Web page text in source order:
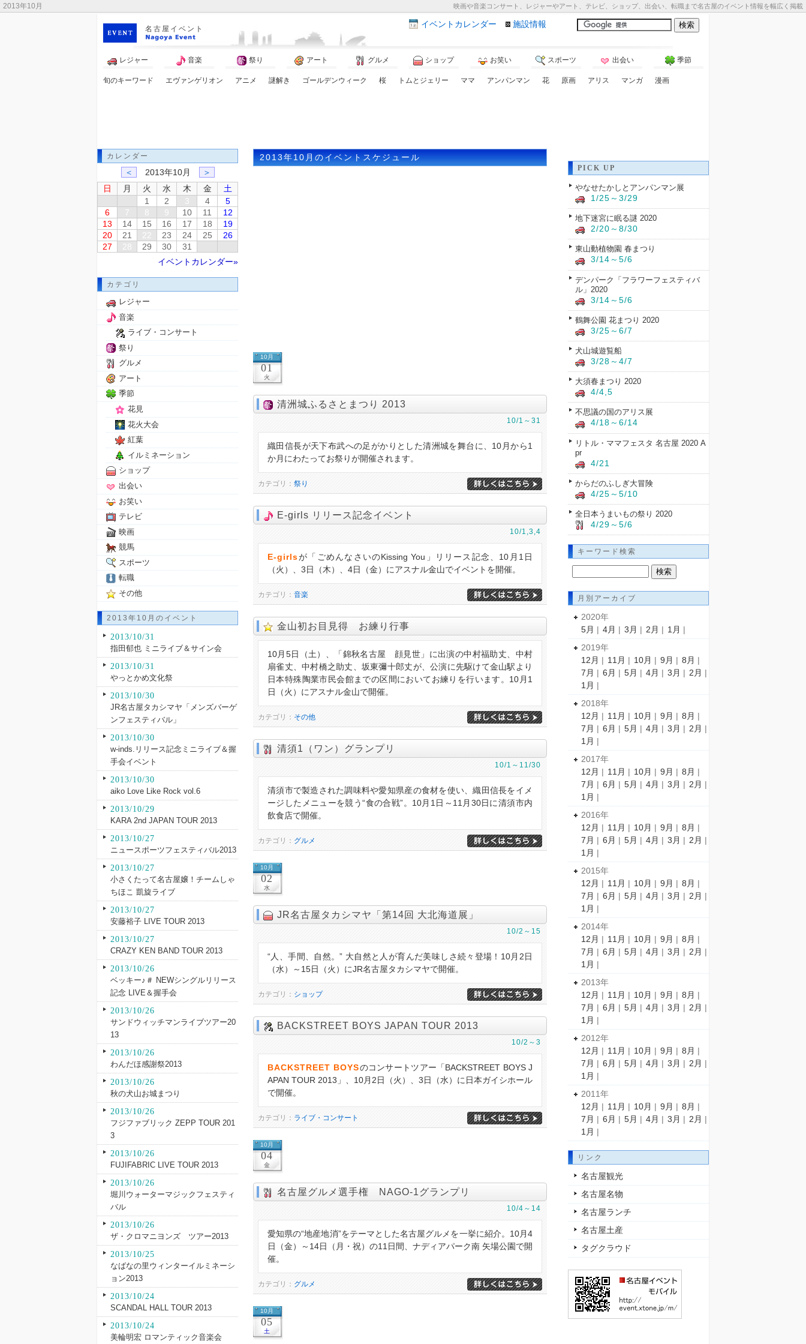
2013年10月 映画や音楽コンサート、レジャーやアート、テレビ、ショップ、出会い、転職まで名古屋のイベント情報を幅広く掲載
名古屋イベント イベント カレンダー 施設情報
レジャー 音楽 祭り アート グルメ ショップ お笑い スポーツ 出会い 季節
旬のキーワード エヴァンゲリオン アニメ 謎解き ゴールデンウィーク 桜 トムとジェリー ママ アンパンマン 花 原画 アリス マンガ
漫画
2013年10月のイベントスケジュール
10月
01
火
清洲城ふるさとまつり 2013
10/1～31
織田信長が天下布武への足がかりとした清洲城を舞台に、10月から1
か月にわたってお祭りが開催されます。
カテゴリ： 祭り
E-girls リリース記念イベント
10/1,3,4
E-girlsが「ごめんなさいのKissing You」リリース記念、10月1日
（火）、3日（木）、4日（金）にアスナル金山でイベントを開催。
カテゴリ： 音楽
金山初お目見得 お練り行事
10月5日（土）、「錦秋名古屋 顔見世」に出演の中村福助丈、中村
扇雀丈、中村橋之助丈、坂東彌十郎丈が、公演に先駆けて金山駅より
日本特殊陶業市民会館までの区間においてお練りを行います。10月1
日（火）にアスナル金山で開催。
カテゴリ： その他
清須1（ワン）グランプリ
10/1～11/30
清須市で製造された調味料や愛知県産の食材を使い、織田信長をイメ
ージしたメニューを競う“食の合戦”。10月1日～11月30日に清須市内
飲食店で開催。
カテゴリ： グルメ
10月
02
水
JR名古屋タカシマヤ「第14回 大北海道展」
10/2～15
“人、手間、自然。” 大自然と人が育んだ美味しさ続々登場！10月2日
（水）～15日（火）にJR名古屋タカシマヤで開催。
カテゴリ： ショップ
BACKSTREET BOYS JAPAN TOUR 2013
10/2～3
BACKSTREET BOYSのコンサートツアー「BACKSTREET BOYS J
APAN TOUR 2013」、10月2日（火）、3日（水）に日本ガイシホール
で開催。
カテゴリ： ライブ・コンサート
10月
04
金
名古屋グルメ選手権 NAGO-1グランプリ
10/4～14
愛知県の“地産地消”をテーマとした名古屋グルメを一挙に紹介。10月4
日（金）～14日（月・祝）の11日間、ナディアパーク南 矢場公園で開
催。
カテゴリ： グルメ
10月
05
土
カレンダー
＜ 2013年10月
＞
日
月 火 水 木 金
土
1
2 3 4
5
6
7 8 9 10 11
12
13
14 15 16 17 18
19
20
21 22 23 24 25
26
27
28 29 30
31
イベントカレンダー»
カテゴリ
レジャー
音楽
ライブ・コンサート
祭り
グルメ
アート
季節
花見
花火大会
紅葉
イルミネーション
ショップ
出会い
お笑い
テレビ
映画
競馬
スポーツ
転職
その他
2013年10月のイベント
2013/10/31
指田郁也 ミニライブ＆サイン会
2013/10/31
やっとかめ文化祭
2013/10/30
JR名古屋タカシマヤ「メンズバーゲ
ンフェスティバル」
2013/10/30
w-inds.リリース記念ミニライブ＆握
手会イベント
2013/10/30
aiko Love Like Rock vol.6
2013/10/29
KARA 2nd JAPAN TOUR 2013
2013/10/27
ニュースポーツフェスティバル2013
2013/10/27
小さくたって名古屋嬢！チームしゃ
ちほこ 凱旋ライブ
2013/10/27
安藤裕子 LIVE TOUR 2013
2013/10/27
CRAZY KEN BAND TOUR 2013
2013/10/26
ベッキー♪＃ NEWシングルリリース
記念 LIVE＆握手会
2013/10/26
サンドウィッチマンライブツアー20
13
2013/10/26
わんだほ感謝祭2013
2013/10/26
秋の犬山お城まつり
2013/10/26
フジファブリック ZEPP TOUR 201
3
2013/10/26
FUJIFABRIC LIVE TOUR 2013
2013/10/26
堀川ウォーターマジックフェスティ
バル
2013/10/26
ザ・クロマニヨンズ ツアー2013
2013/10/25
なばなの里ウィンターイルミネーシ
ョン2013
2013/10/24
SCANDAL HALL TOUR 2013
2013/10/24
美輪明宏 ロマンティック音楽会
PICK UP
やなせたかしとアンパンマン展
1/25～3/29
地下迷宮に眠る謎 2020
2/20～8/30
東山動植物園 春まつり
3/14～5/6
デンパーク「フラワーフェスティバ
ル」2020
3/14～5/6
鶴舞公園 花まつり 2020
3/25～6/7
犬山城遊覧船
3/28～4/7
大須春まつり 2020
4/4,5
不思議の国のアリス展
4/18～6/14
リトル・ママフェスタ 名古屋 2020 A
pr
4/21
からだのふしぎ大冒険
4/25～5/10
全日本うまいもの祭り 2020
4/29～5/6
キーワード検索
月別アーカイブ
2020年
5月 | 4月 | 3月 | 2月 | 1月 |
2019年
12月 | 11月 | 10月 | 9月 | 8月 |
7月 | 6月 | 5月 | 4月 | 3月 | 2月 |
1月 |
2018年
12月 | 11月 | 10月 | 9月 | 8月 |
7月 | 6月 | 5月 | 4月 | 3月 | 2月 |
1月 |
2017年
12月 | 11月 | 10月 | 9月 | 8月 |
7月 | 6月 | 5月 | 4月 | 3月 | 2月 |
1月 |
2016年
12月 | 11月 | 10月 | 9月 | 8月 |
7月 | 6月 | 5月 | 4月 | 3月 | 2月 |
1月 |
2015年
12月 | 11月 | 10月 | 9月 | 8月 |
7月 | 6月 | 5月 | 4月 | 3月 | 2月 |
1月 |
2014年
12月 | 11月 | 10月 | 9月 | 8月 |
7月 | 6月 | 5月 | 4月 | 3月 | 2月 |
1月 |
2013年
12月 | 11月 | 10月 | 9月 | 8月 |
7月 | 6月 | 5月 | 4月 | 3月 | 2月 |
1月 |
2012年
12月 | 11月 | 10月 | 9月 | 8月 |
7月 | 6月 | 5月 | 4月 | 3月 | 2月 |
1月 |
2011年
12月 | 11月 | 10月 | 9月 | 8月 |
7月 | 6月 | 5月 | 4月 | 3月 | 2月 |
1月 |
リンク
名古屋観光
名古屋名物
名古屋ランチ
名古屋土産
タグクラウド